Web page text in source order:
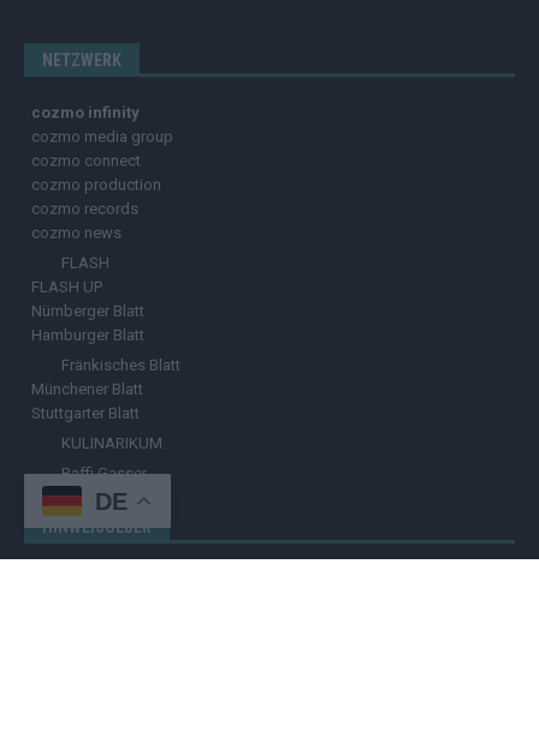
NETZWERK
cozmo infinity
cozmo media group
cozmo connect
cozmo production
cozmo records
cozmo news
FLASH
FLASH UP
Nürnberger Blatt
Hamburger Blatt
Fränkisches Blatt
Münchener Blatt
Stuttgarter Blatt
KULINARIKUM.
Raffi Gasser
HINWEISGEBER
DE